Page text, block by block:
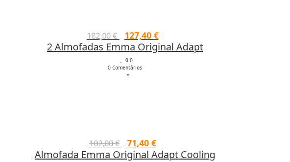
182,00€
O
preço
original
era:
127,40 €
preço
2 Almofadas Emma Original Adapt
0.0
0 Comentários
102,00€
O
preço
71,40 €
preço
Almofada Emma Original Adapt Cooling